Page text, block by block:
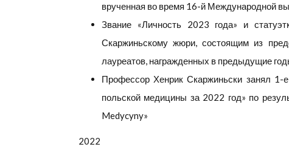
врученная во время 16-й Международной
Звание «Личность 2023 года» и
Скаржиньскому жюри, состоящим из
лауреатов, награжденных в предыдущие
Профессор Хенрик Скаржиньски занял
польской медицины за 2022 год» по
Medycyny»
2022